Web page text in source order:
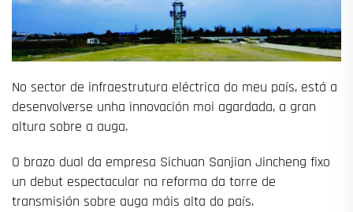
No sector de infraestrutura eléctrica do meu país, está a
desenvolverse unha innovación moi agardada, a gran
altura sobre a auga.
O brazo dual da empresa Sichuan Sanjian Jincheng fixo
un debut espectacular na reforma da torre de
transmisión sobre auga máis alta do país.